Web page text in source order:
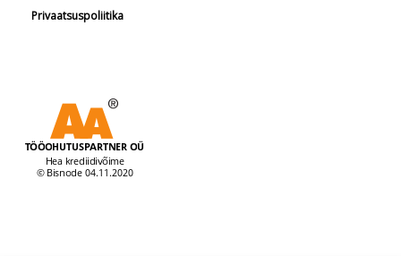
Privaatsuspoliitika